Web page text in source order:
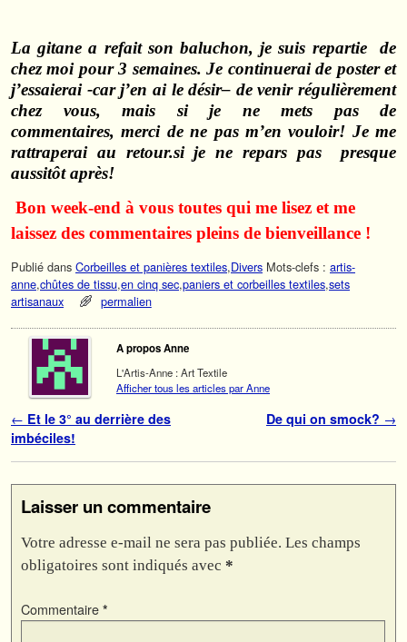
La gitane a refait son baluchon, je suis repartie de
chez moi pour 3 semaines. Je continuerai de poster et
j’essaierai -car j’en ai ledésir– de venir régulièrement
chez vous, mais si je ne mets pas de
commentaires, merci de ne pas m’en vouloir! Je me
rattraperai au retour.si je ne repars pas
presque
aussitôt après!
Bon week-end à vous toutes qui me lisez et me
laissez des commentaires pleins de bienveillance !
Publié dans Corbeilles et panières textiles,Divers Mots-clefs : artis-
anne,chûtes de tissu,en cinq sec,paniers et corbeilles textiles,sets
artisanaux
permalien
A propos Anne
L'Artis-Anne : Art Textile
Afficher tous les articles par Anne
Navigation des articles
← Et le 3° au derrière des
imbéciles!
De qui on smock? →
Laisser un commentaire
Votre adresse e-mail ne sera pas publiée. Les champs
obligatoires sont indiqués avec *
Commentaire *